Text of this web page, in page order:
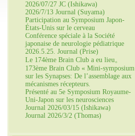
2026/07/27 JC (Ishikawa)
2026/7/13 Journal (Suyama)
Participation au Symposium Japon-
États-Unis sur le cerveau
Conférence spéciale à la Société
japonaise de neurologie pédiatrique
2026.5.25. Journal (Prise)
Le 174ème Brain Club a eu lieu。
173ème Brain Club « Mini-symposium
sur les Synapses: De l’assemblage aux
mécanismes récepteurs.
Présenté au 5e Symposium Royaume-
Uni-Japon sur les neurosciences
Journal 2026/03/15 (Ishikawa)
Journal 2026/3/2 (Thomas)